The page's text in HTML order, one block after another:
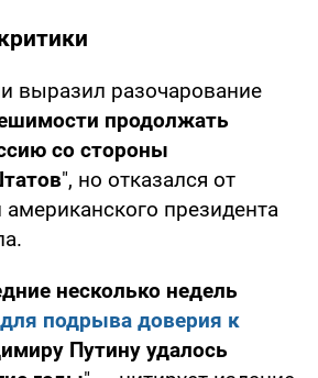
выразил разочарование
продолжать
со стороны
", но отказался от
президента
несколько недель
подрыва доверия к
Путину удалось